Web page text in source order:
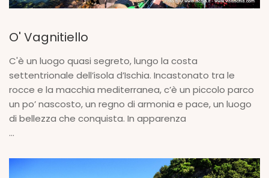
O' Vagnitiello
C'è un luogo quasi segreto, lungo la costa
settentrionale dell’isola d’Ischia. Incastonato tra le
rocce e la macchia mediterranea, c’è un piccolo parco
un po’ nascosto, un regno di armonia e pace, un luogo
di bellezza che conquista. In apparenza
...